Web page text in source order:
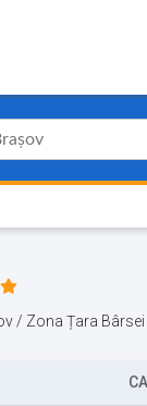
/ Zona Țara Bârsei